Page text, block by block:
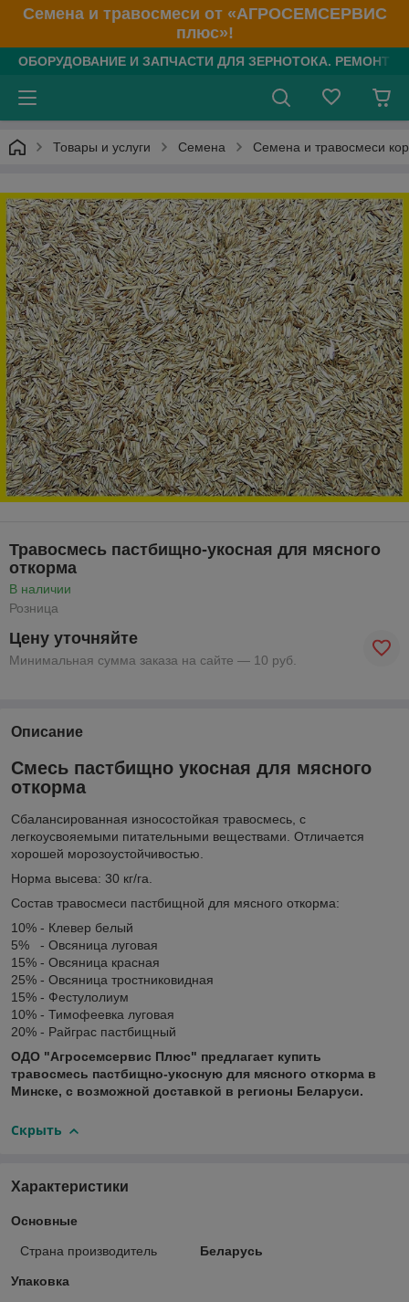
Семена и травосмеси от «АГРОСЕМСЕРВИС
плюс»!
ОБОРУДОВАНИЕ И ЗАПЧАСТИ ДЛЯ ЗЕРНОТОКА. РЕМОНТ
Товары и услуги Семена Семена и травосмеси
Травосмесь пастбищно-укосная для мясного
откорма
В наличии
Розница
Цену уточняйте
Минимальная сумма заказа на сайте — 10 руб.
Описание
Смесь пастбищно укосная для мясного
откорма
Сбалансированная износостойкая травосмесь, с
легкоусвояемыми питательными веществами. Отличается
хорошей морозоустойчивостью.
Норма высева: 30 кг/га.
Состав травосмеси пастбищной для мясного откорма:
10% - Клевер белый
5% - Овсяница луговая
15% - Овсяница красная
25% - Овсяница тростниковидная
15% - Фестулолиум
10% - Тимофеевка луговая
20% - Райграс пастбищный
ОДО "Агросемсервис Плюс" предлагает купить
травосмесь пастбищно-укосную для мясного откорма в
Минске, с возможной доставкой в регионы Беларуси.
Скрыть
Характеристики
Основные
Страна производитель Беларусь
Упаковка